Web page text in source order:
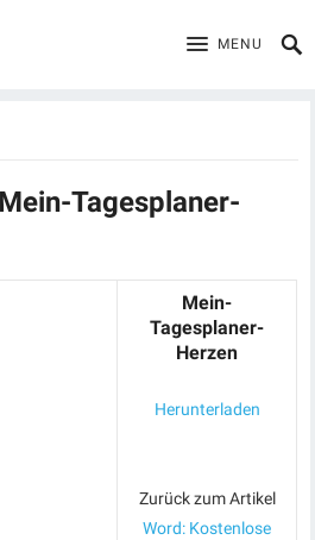
MENU
Tagesplaner-
Mein-
Tagesplaner-
Herzen
Herunterladen
Zurück zum Artikel
Word: Kostenlose